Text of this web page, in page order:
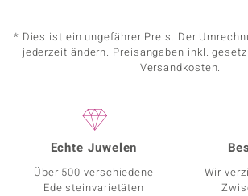
* Dies ist ein ungefährer Preis. Der
jederzeit ändern. Preisangaben inkl.
Versandkosten.
Echte Juwelen
Über 500 verschiedene
Edelsteinvarietäten
Wir